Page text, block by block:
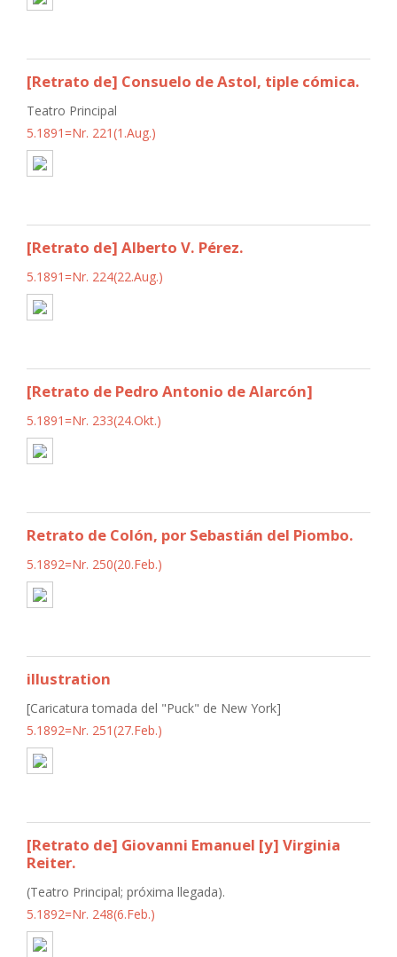
[Retrato de] Consuelo de Astol, tiple cómica.
Teatro Principal
5.1891=Nr. 221(1.Aug.)
[Retrato de] Alberto V. Pérez.
5.1891=Nr. 224(22.Aug.)
[Retrato de Pedro Antonio de Alarcón]
5.1891=Nr. 233(24.Okt.)
Retrato de Colón, por Sebastián del Piombo.
5.1892=Nr. 250(20.Feb.)
illustration
[Caricatura tomada del "Puck" de New York]
5.1892=Nr. 251(27.Feb.)
[Retrato de] Giovanni Emanuel [y] Virginia
Reiter.
(Teatro Principal; próxima llegada).
5.1892=Nr. 248(6.Feb.)